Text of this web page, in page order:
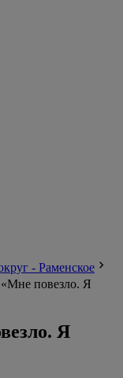
- Раменское
повезло. Я
Я